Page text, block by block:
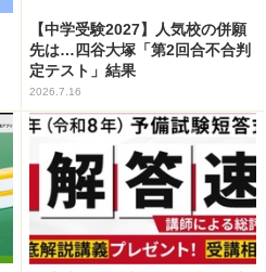
【中学受験2027】人気校の併願
先は…四谷大塚「第2回合不合判
定テスト」結果
2026.7.16